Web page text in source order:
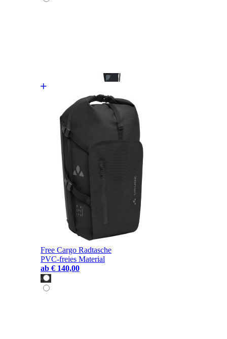
Free Cargo Radtasche
PVC-freies Material
ab € 140,00